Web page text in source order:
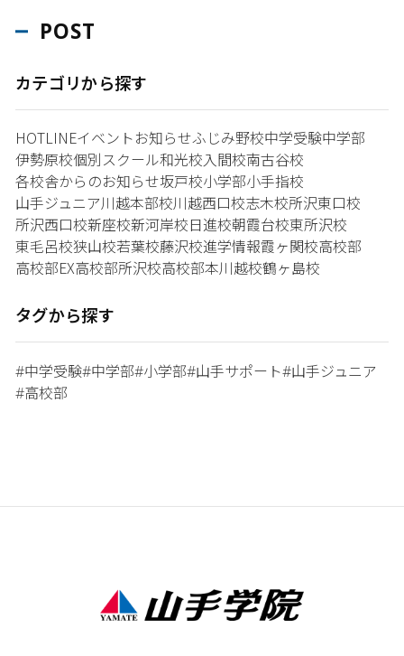
POST
カテゴリから探す
HOTLINEイベントお知らせふじみ野校中学受験中学部
伊勢原校個別スクール和光校入間校南古谷校
各校舎からのお知らせ坂戸校小学部小手指校
山手ジュニア川越本部校川越西口校志木校所沢東口校
所沢西口校新座校新河岸校日進校朝霞台校東所沢校
東毛呂校狭山校若葉校藤沢校進学情報霞ヶ関校高校部
高校部EX高校部所沢校高校部本川越校鶴ヶ島校
タグから探す
#中学受験#中学部#小学部#山手サポート#山手ジュニア
#高校部